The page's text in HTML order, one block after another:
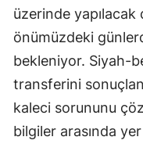
üzerinde yapılacak
önümüzdeki
bekleniyor. Siyah-
transferini
kaleci sorununu
bilgiler arasında yer